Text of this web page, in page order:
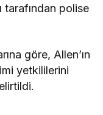
tarafından polise
göre, Allen’ın
yetkililerini